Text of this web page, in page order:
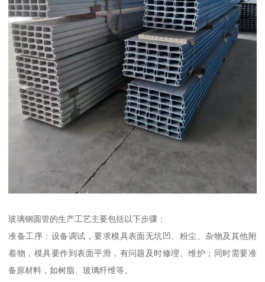
玻璃钢圆管的生产工艺主要包括以下步骤：
准备工序：设备调试，要求模具表面无坑凹、粉尘、杂物及其他附
着物，模具要作到表面平滑，有问题及时修理、维护；同时需要准
备原材料，如树脂、玻璃纤维等。